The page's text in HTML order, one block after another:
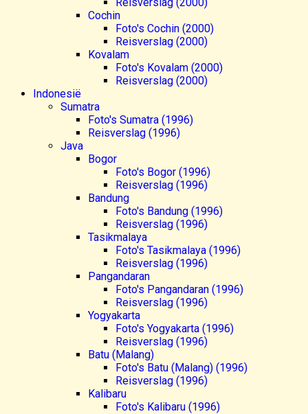
Cochin
Foto's Cochin (2000)
Reisverslag (2000)
Kovalam
Foto's Kovalam (2000)
Reisverslag (2000)
Indonesië
Sumatra
Foto's Sumatra (1996)
Reisverslag (1996)
Java
Bogor
Foto's Bogor (1996)
Reisverslag (1996)
Bandung
Foto's Bandung (1996)
Reisverslag (1996)
Tasikmalaya
Foto's Tasikmalaya (1996)
Reisverslag (1996)
Pangandaran
Foto's Pangandaran (1996)
Reisverslag (1996)
Yogyakarta
Foto's Yogyakarta (1996)
Reisverslag (1996)
Batu (Malang)
Foto's Batu (Malang) (1996)
Reisverslag (1996)
Kalibaru
Foto's Kalibaru (1996)